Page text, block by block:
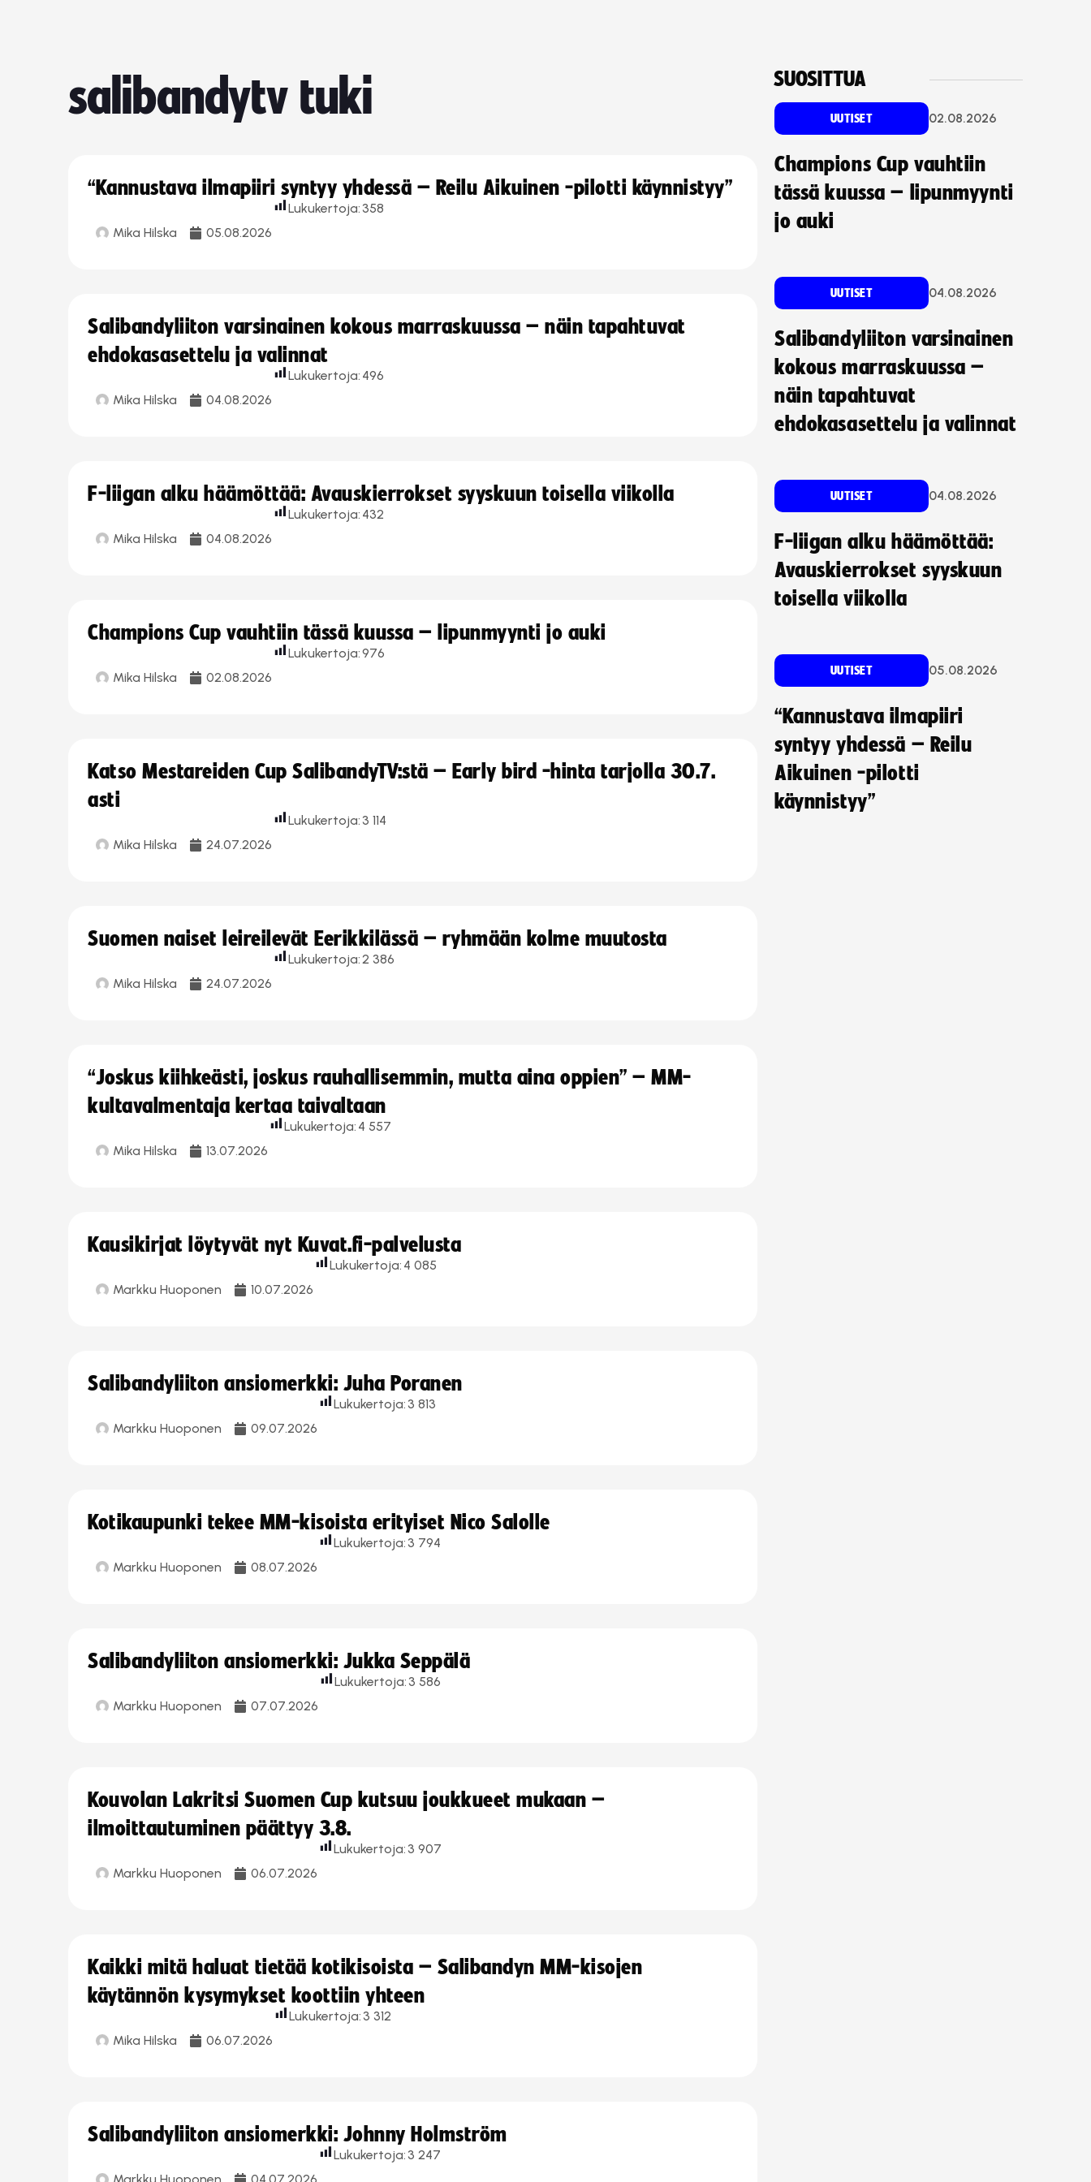
salibandytv tuki
“Kannustava ilmapiiri syntyy yhdessä – Reilu Aikuinen -pilotti käynnistyy”
Mika Hilska 05.08.2026
Lukukertoja: 358
Salibandyliiton varsinainen kokous marraskuussa – näin tapahtuvat
ehdokasasettelu ja valinnat
Mika Hilska 04.08.2026
Lukukertoja: 496
F-liigan alku häämöttää: Avauskierrokset syyskuun toisella viikolla
Mika Hilska 04.08.2026
Lukukertoja: 432
Champions Cup vauhtiin tässä kuussa – lipunmyynti jo auki
Mika Hilska 02.08.2026
Lukukertoja:976
Katso Mestareiden Cup SalibandyTV:stä – Early bird -hinta tarjolla 30.7.
asti
Mika Hilska 24.07.2026
Lukukertoja: 3 114
Suomen naiset leireilevät Eerikkilässä – ryhmään kolme muutosta
Mika Hilska 24.07.2026
Lukukertoja:2 386
“Joskus kiihkeästi, joskus rauhallisemmin, mutta aina oppien” – MM-
kultavalmentaja kertaa taivaltaan
Mika Hilska 13.07.2026
Lukukertoja: 4 557
Kausikirjat löytyvät nyt Kuvat.fi-palvelusta
Markku Huoponen 10.07.2026
Lukukertoja: 4 085
Salibandyliiton ansiomerkki: Juha Poranen
Markku Huoponen 09.07.2026
Lukukertoja: 3 813
Kotikaupunki tekee MM-kisoista erityiset Nico Salolle
Markku Huoponen 08.07.2026
Lukukertoja: 3 794
Salibandyliiton ansiomerkki: Jukka Seppälä
Markku Huoponen 07.07.2026
Lukukertoja: 3 586
Kouvolan Lakritsi Suomen Cup kutsuu joukkueet mukaan –
ilmoittautuminen päättyy 3.8.
Markku Huoponen 06.07.2026
Lukukertoja: 3 907
Kaikki mitä haluat tietää kotikisoista – Salibandyn MM-kisojen
käytännön kysymykset koottiin yhteen
Mika Hilska 06.07.2026
Lukukertoja: 3 312
Salibandyliiton ansiomerkki: Johnny Holmström
Lukukertoja: 3 247
SUOSITTUA
UUTISET 02.08.2026
Champions Cup vauhtiin
tässä kuussa – lipunmyynti
jo auki
UUTISET 04.08.2026
Salibandyliiton varsinainen
kokous marraskuussa –
näin tapahtuvat
ehdokasasettelu ja valinnat
UUTISET 04.08.2026
F-liigan alku häämöttää:
Avauskierrokset syyskuun
toisella viikolla
UUTISET 05.08.2026
“Kannustava ilmapiiri
syntyy yhdessä – Reilu
Aikuinen -pilotti
käynnistyy”